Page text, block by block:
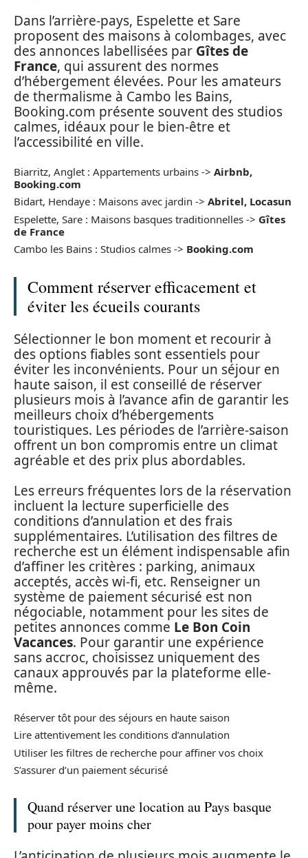
Dans l’arrière-pays, Espelette et Sare
proposent des maisons à colombages, avec
des annonces labellisées par Gîtes de
France, qui assurent des normes
d’hébergement élevées. Pour les amateurs
de thermalisme à Cambo les Bains,
Booking.com présente souvent des studios
calmes, idéaux pour le bien-être et
l’accessibilité en ville.
Biarritz, Anglet : Appartements urbains -> Airbnb,
Booking.com
Bidart, Hendaye : Maisons avec jardin -> Abritel, Locasun
Espelette, Sare : Maisons basques traditionnelles -> Gîtes
de France
Cambo les Bains : Studios calmes -> Booking.com
Comment réserver efficacement et
éviter les écueils courants
Sélectionner le bon moment et recourir à
des options fiables sont essentiels pour
éviter les inconvénients. Pour un séjour en
haute saison, il est conseillé de réserver
plusieurs mois à l’avance afin de garantir les
meilleurs choix d’hébergements
touristiques. Les périodes de l’arrière-saison
offrent un bon compromis entre un climat
agréable et des prix plus abordables.
Les erreurs fréquentes lors de la réservation
incluent la lecture superficielle des
conditions d’annulation et des frais
supplémentaires. L’utilisation des filtres de
recherche est un élément indispensable afin
d’affiner les critères : parking, animaux
acceptés, accès wi-fi, etc. Renseigner un
système de paiement sécurisé est non
négociable, notamment pour les sites de
petites annonces comme Le Bon Coin
Vacances. Pour garantir une expérience
sans accroc, choisissez uniquement des
canaux approuvés par la plateforme elle-
même.
Réserver tôt pour des séjours en haute saison
Lire attentivement les conditions d’annulation
Utiliser les filtres de recherche pour affiner vos choix
S’assurer d’un paiement sécurisé
Quand réserver une location au Pays basque
pour payer moins cher